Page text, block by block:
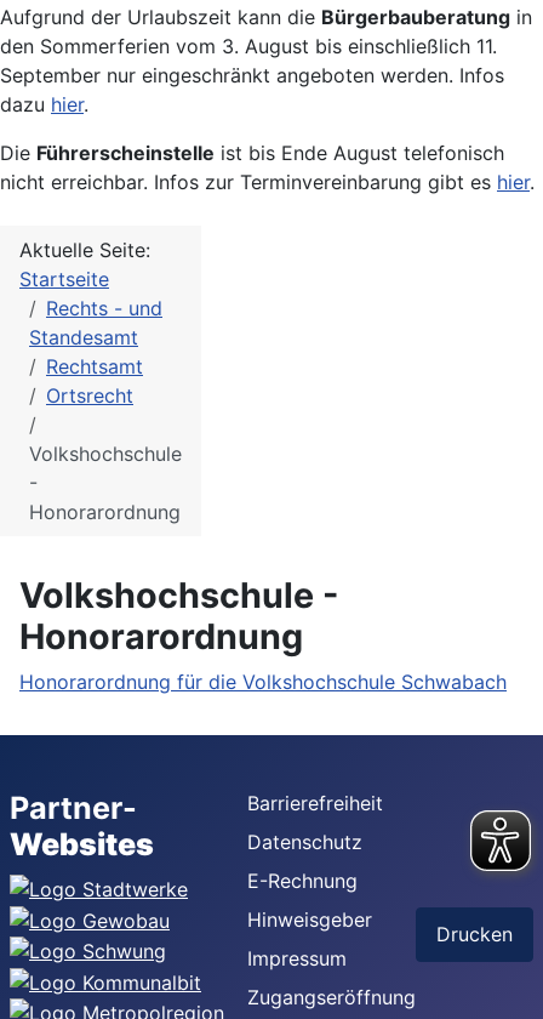
Aufgrund der Urlaubszeit kann die Bürgerbauberatung in
den Sommerferien vom 3. August bis einschließlich 11.
September nur eingeschränkt angeboten werden. Infos
dazu hier.
Die Führerscheinstelle ist bis Ende August telefonisch
nicht erreichbar. Infos zur Terminvereinbarung gibt es hier.
Aktuelle Seite:
Startseite
Rechts - und
Standesamt
Rechtsamt
Ortsrecht
Volkshochschule
-
Honorarordnung
Volkshochschule -
Honorarordnung
Honorarordnung für die Volkshochschule Schwabach
Partner-
Websites
Barrierefreiheit
Datenschutz
E-Rechnung
Hinweisgeber
Impressum
Zugangseröffnung
Drucken